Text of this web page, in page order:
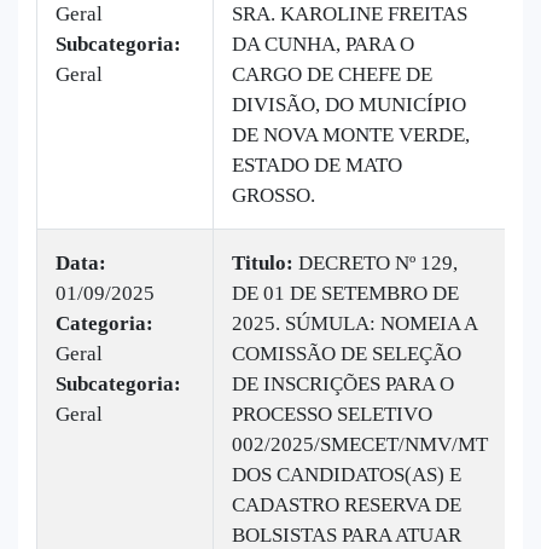
Geral
Subcategoria:
Geral
SRA. KAROLINE FREITAS
DA CUNHA, PARA O
CARGO DE CHEFE DE
DIVISÃO, DO MUNICÍPIO
DE NOVA MONTE VERDE,
ESTADO DE MATO
GROSSO.
Data:
01/09/2025
Categoria:
Geral
Subcategoria:
Geral
Titulo: DECRETO Nº 129,
DE 01 DE SETEMBRO DE
2025. SÚMULA: NOMEIA A
COMISSÃO DE SELEÇÃO
DE INSCRIÇÕES PARA O
PROCESSO SELETIVO
002/2025/SMECET/NMV/MT
DOS CANDIDATOS(AS) E
CADASTRO RESERVA DE
BOLSISTAS PARA ATUAR